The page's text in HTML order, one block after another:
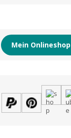
Mein Onlineshop